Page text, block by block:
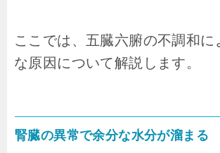
ここでは、五臓六腑の不調和に
な原因について解説します。
腎臓の異常で余分な水分が溜まる